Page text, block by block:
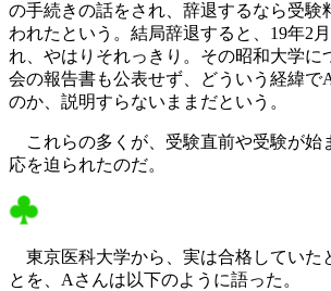
の手続きの話をされ、辞退するなら受験
われたという。結局辞退すると、19年2
れ、やはりそれっきり。その昭和大学に
会の報告書も公表せず、どういう経緯で
のか、説明すらないままだという。
これらの多くが、受験直前や受験が始
応を迫られたのだ。
東京医科大学から、実は合格していた
とを、Aさんは以下のように語った。